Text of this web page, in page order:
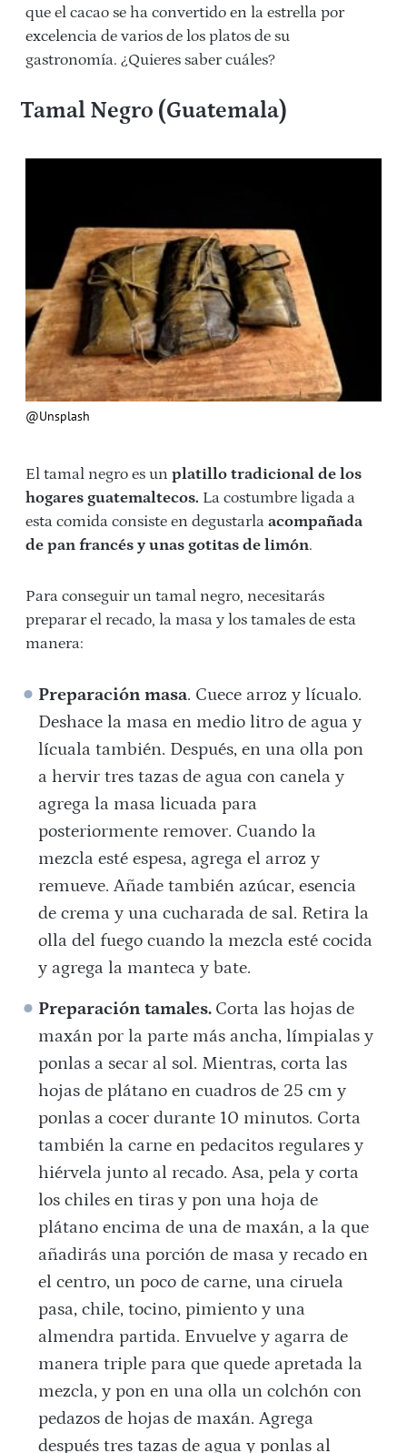
que el cacao se ha convertido en la estrella por
excelencia de varios de los platos de su
gastronomía. ¿Quieres saber cuáles?
Tamal Negro (Guatemala)
@Unsplash
El tamal negro es un platillo tradicional de los
hogares guatemaltecos. La costumbre ligada a
esta comida consiste en degustarla acompañada
de pan francés y unas gotitas de limón.
Para conseguir un tamal negro, necesitarás
preparar el recado, la masa y los tamales de esta
manera:
Preparación masa. Cuece arroz y lícualo.
Deshace la masa en medio litro de agua y
lícuala también. Después, en una olla pon
a hervir tres tazas de agua con canela y
agrega la masa licuada para
posteriormente remover. Cuando la
mezcla esté espesa, agrega el arroz y
remueve. Añade también azúcar, esencia
de crema y una cucharada de sal. Retira la
olla del fuego cuando la mezcla esté cocida
y agrega la manteca y bate.
Preparación tamales. Corta las hojas de
maxán por la parte más ancha, límpialas y
ponlas a secar al sol. Mientras, corta las
hojas de plátano en cuadros de 25 cm y
ponlas a cocer durante 10 minutos. Corta
también la carne en pedacitos regulares y
hiérvela junto al recado. Asa, pela y corta
los chiles en tiras y pon una hoja de
plátano encima de una de maxán, a la que
añadirás una porción de masa y recado en
el centro, un poco de carne, una ciruela
pasa, chile, tocino, pimiento y una
almendra partida. Envuelve y agarra de
manera triple para que quede apretada la
mezcla, y pon en una olla un colchón con
pedazos de hojas de maxán. Agrega
después tres tazas de agua y ponlas al